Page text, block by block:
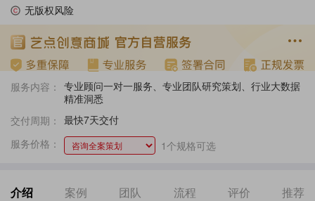
无版权风险
服务内容： 专业顾问一对一服务、专业团队研究策划、行业大数据
精准洞悉
交付周期： 最快7天交付
服务价格：
1个规格可选
介绍 案例 团队 流程 评价
推荐